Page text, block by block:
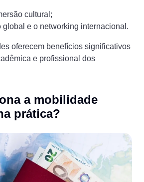
cultural;
global e o networking internacional.
oferecem benefícios significativos
e profissional dos
a mobilidade
prática?